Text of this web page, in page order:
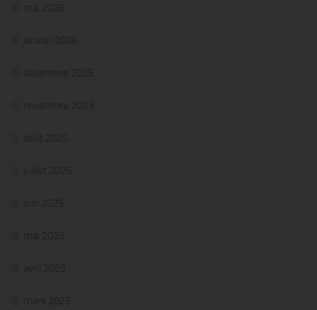
mai 2026
janvier 2026
décembre 2025
novembre 2025
août 2025
juillet 2025
juin 2025
mai 2025
avril 2025
mars 2025